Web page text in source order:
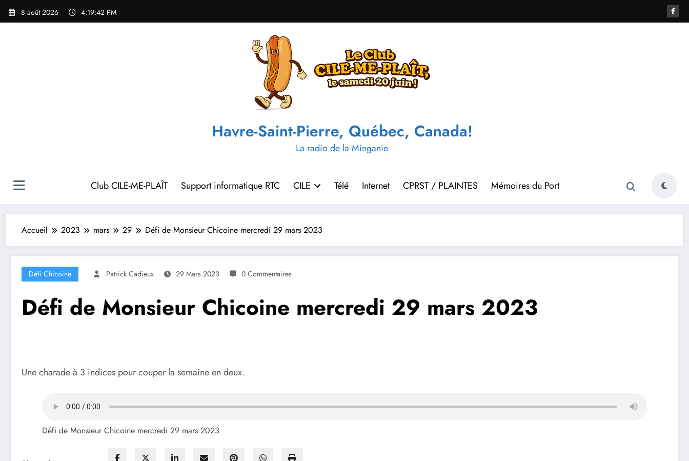
Aller
8 août 2026 4:19:43 PM
Havre-Saint-Pierre, Québec, Canada!
La radio de la Minganie
Club CILE-ME-PLAÎT Support informatique RTC CILE Télé Internet CPRST / PLAINTES Mémoires du Port
Accueil 2023 mars 29 Défi de Monsieur Chicoine mercredi 29 mars 2023
Défi Chicoine Patrick Cadieux 29 Mars 2023 0 Commentaires
Défi de Monsieur Chicoine mercredi 29 mars 2023
Une charade à 3 indices pour couper la semaine en deux.
Défi de Monsieur Chicoine mercredi 29 mars 2023